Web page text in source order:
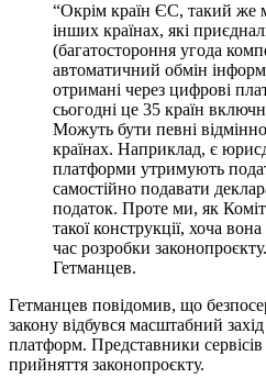
“Окрім країн ЄС, такий же
інших країнах, які
(багатостороння угода
автоматичний обмін
отримані через цифрові
сьогодні це 35 країн
Можуть бути певні
країнах. Наприклад, є
платформи утримують
самостійно подавати
податок. Проте ми, як
такої конструкції, хоча
час розробки
Гетманцев.
Гетманцев повідомив, що
закону відбувся масштабний
платформ. Представники
прийняття законопроєкту.